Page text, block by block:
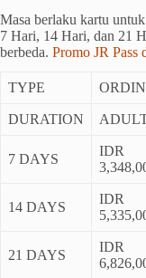
Masa berlaku kartu
7 Hari, 14 Hari, dan 21
berbeda. Promo JR Pass
TYPE
DURATION
7 DAYS
IDR
14 DAYS
IDR
21 DAYS
IDR